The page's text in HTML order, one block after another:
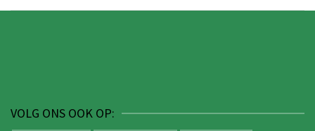
VOLG ONS OOK OP: